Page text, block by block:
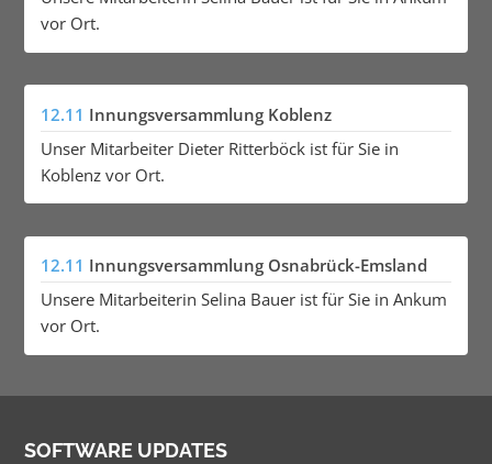
vor Ort.
12.11 Innungsversammlung Koblenz
Unser Mitarbeiter Dieter Ritterböck ist für Sie in
Koblenz vor Ort.
12.11 Innungsversammlung Osnabrück-Emsland
Unsere Mitarbeiterin Selina Bauer ist für Sie in Ankum
vor Ort.
SOFTWARE UPDATES